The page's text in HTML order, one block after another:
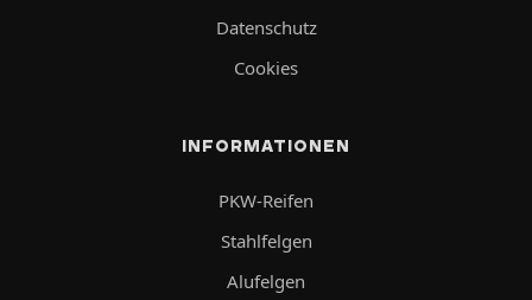
Datenschutz
Cookies
INFORMATIONEN
PKW-Reifen
Stahlfelgen
Alufelgen